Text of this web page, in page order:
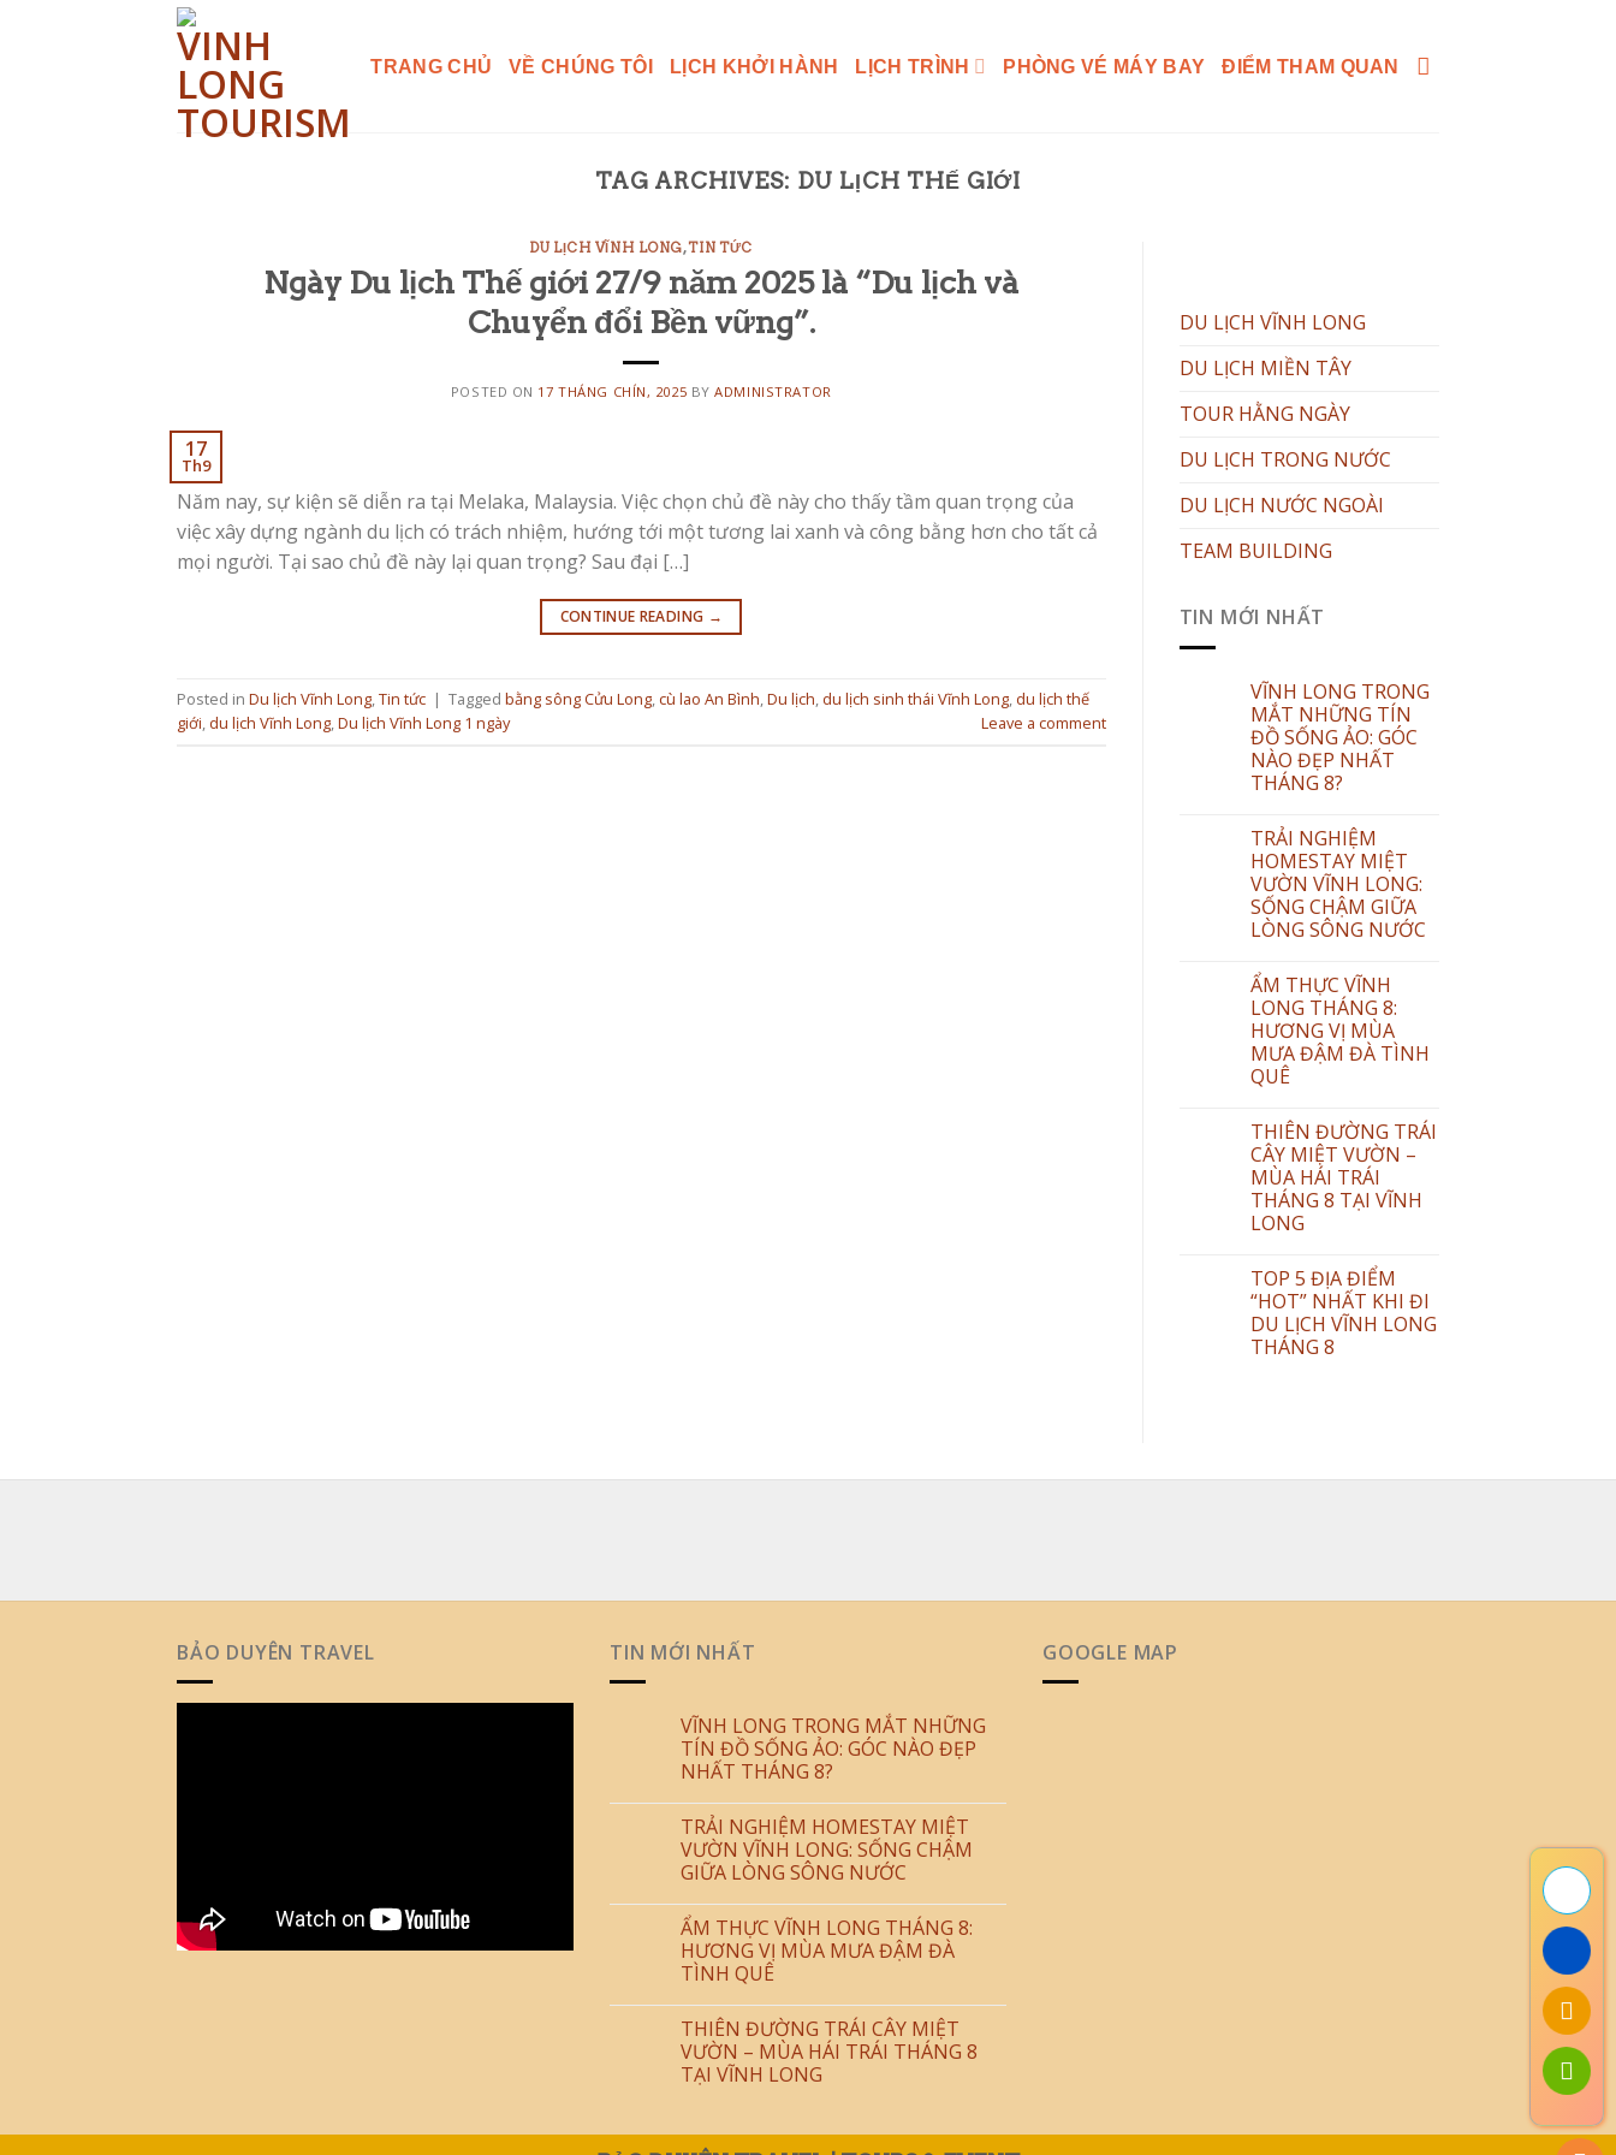
TRANG CHỦ VỀ CHÚNG TÔI LỊCH KHỞI HÀNH LỊCH TRÌNH PHÒNG VÉ MÁY BAY ĐIỂM THAM QUAN
TAG ARCHIVES: DU LỊCH THẾ GIỚI
DU LỊCH VĨNH LONG,TIN TỨC
Ngày Du lịch Thế giới 27/9 năm 2025 là “Du lịch và
Chuyển đổi Bền vững”.
POSTED ON 17 THÁNG CHÍN, 2025 BYADMINISTRATOR
17
Th9
Năm nay, sự kiện sẽ diễn ra tại Melaka, Malaysia. Việc chọn chủ đề này cho thấy tầm quan trọng của
việc xây dựng ngành du lịch có trách nhiệm, hướng tới một tương lai xanh và công bằng hơn cho tất cả
mọi người. Tại sao chủ đề này lại quan trọng? Sau đại […]
CONTINUE READING →
Posted in Du lịch Vĩnh Long,Tin tức | Tagged bằng sông Cửu Long,cù lao An Bình,Du lịch, du lịch sinh thái Vĩnh Long, du lịch thế
giới, du lịch Vĩnh Long,Du lịch Vĩnh Long 1 ngày Leave a comment
DU LỊCH VĨNH LONG
DU LỊCH MIỀN TÂY
TOUR HẰNG NGÀY
DU LỊCH TRONG NƯỚC
DU LỊCH NƯỚC NGOÀI
TEAM BUILDING
TIN MỚI NHẤT
VĨNH LONG TRONG
MẮT NHỮNG TÍN
ĐỒ SỐNG ẢO: GÓC
NÀO ĐẸP NHẤT
THÁNG 8?
TRẢI NGHIỆM
HOMESTAY MIỆT
VƯỜN VĨNH LONG:
SỐNG CHẬM GIỮA
LÒNG SÔNG NƯỚC
ẨM THỰC VĨNH
LONG THÁNG 8:
HƯƠNG VỊ MÙA
MƯA ĐẬM ĐÀ TÌNH
QUÊ
THIÊN ĐƯỜNG TRÁI
CÂY MIỆT VƯỜN –
MÙA HÁI TRÁI
THÁNG 8 TẠI VĨNH
LONG
TOP 5 ĐỊA ĐIỂM
“HOT” NHẤT KHI ĐI
DU LỊCH VĨNH LONG
THÁNG 8
BẢO DUYÊN TRAVEL TIN MỚI NHẤT
VĨNH LONG TRONG MẮT NHỮNG
TÍN ĐỒ SỐNG ẢO: GÓC NÀO ĐẸP
NHẤT THÁNG 8?
TRẢI NGHIỆM HOMESTAY MIỆT
VƯỜN VĨNH LONG: SỐNG CHẬM
GIỮA LÒNG SÔNG NƯỚC
ẨM THỰC VĨNH LONG THÁNG 8:
HƯƠNG VỊ MÙA MƯA ĐẬM ĐÀ
TÌNH QUÊ
THIÊN ĐƯỜNG TRÁI CÂY MIỆT
VƯỜN – MÙA HÁI TRÁI THÁNG 8
TẠI VĨNH LONG
GOOGLE MAP